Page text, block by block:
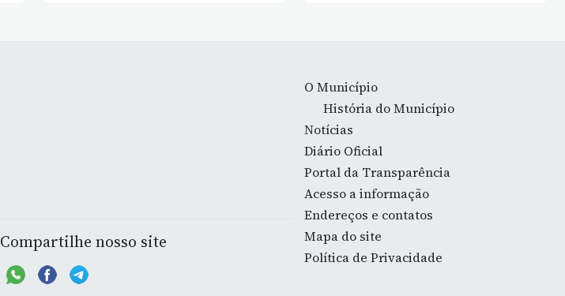
Compartilhe nosso site
O Município
História do Município
Notícias
Diário Oficial
Portal da Transparência
Acesso a informação
Endereços e contatos
Mapa do site
Política de Privacidade